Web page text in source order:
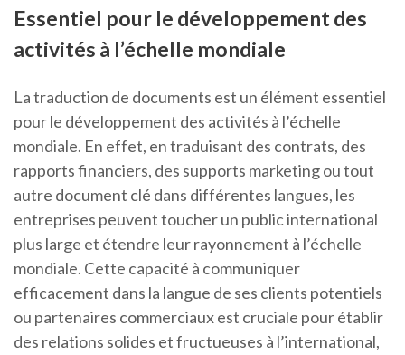
Essentiel pour le développement des
activités à l’échelle mondiale
La traduction de documents est un élément essentiel
pour le développement des activités à l’échelle
mondiale. En effet, en traduisant des contrats, des
rapports financiers, des supports marketing ou tout
autre document clé dans différentes langues, les
entreprises peuvent toucher un public international
plus large et étendre leur rayonnement à l’échelle
mondiale. Cette capacité à communiquer
efficacement dans la langue de ses clients potentiels
ou partenaires commerciaux est cruciale pour établir
des relations solides et fructueuses à l’international,